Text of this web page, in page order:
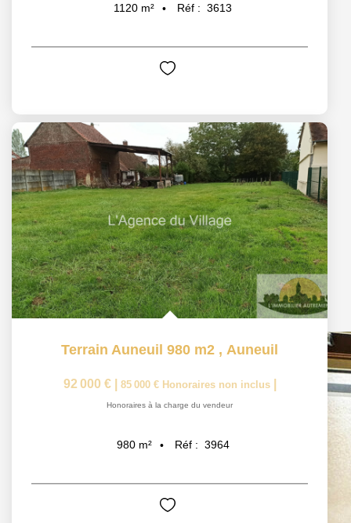
1120 m² Réf : 3613
Terrain Auneuil 980 m2 , Auneuil
92 000 € 85 000 € Honoraires non inclus
Honoraires à la charge du vendeur
980 m² Réf : 3964